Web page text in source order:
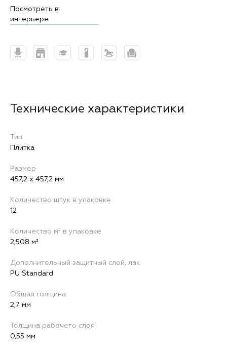
Посмотреть в
интерьере
Тип
Плитка
Размер
457,2 х 457,2 мм
Количество штук в упаковке
12
Количество м² в упаковке
2,508 м²
Дополнительный защитный слой, лак
PU Standard
Общая толщина
2,7 мм
Толщина рабочего слоя
0,55 мм